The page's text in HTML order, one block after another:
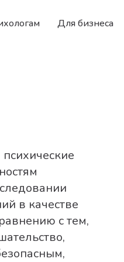
Для бизнеса
в качестве
с тем,